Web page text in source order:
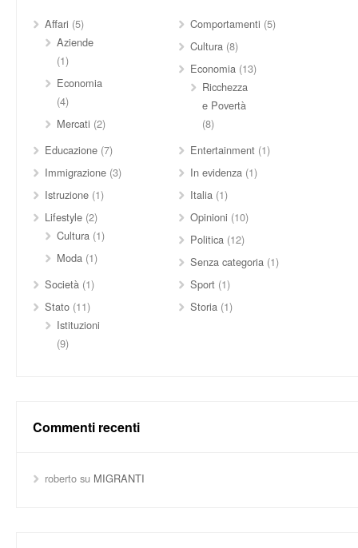
Affari (5)
Aziende
(1)
Economia
(4)
Mercati (2)
Comportamenti (5)
Cultura (8)
Economia (13)
Ricchezza
e Povertà
(8)
Educazione (7) Entertainment (1)
Immigrazione (3) In evidenza (1)
Istruzione (1) Italia (1)
Lifestyle (2)
Cultura (1)
Moda (1)
Opinioni (10)
Politica (12)
Senza categoria (1)
Società (1) Sport (1)
Stato (11)
Istituzioni
(9)
Storia (1)
Commenti recenti
roberto su MIGRANTI